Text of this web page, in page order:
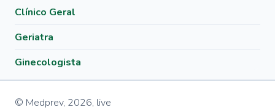
Clínico Geral
Geriatra
Ginecologista
© Medprev, 2026, live